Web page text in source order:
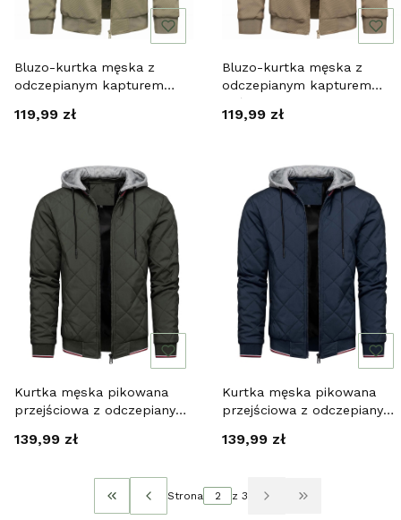
Bluzo-kurtka męska z
odczepianym kapturem
Cena
119,99 zł
Bluzo-kurtka męska z
odczepianym kapturem
beżowa Recea
Cena
119,99 zł
Kurtka męska pikowana
przejściowa z odczepianym
Cena
139,99 zł
Kurtka męska pikowana
przejściowa z odczepianym
Cena
139,99 zł
Wróć do pierwszej strony z produktami
Strona z 3 Przejdź do